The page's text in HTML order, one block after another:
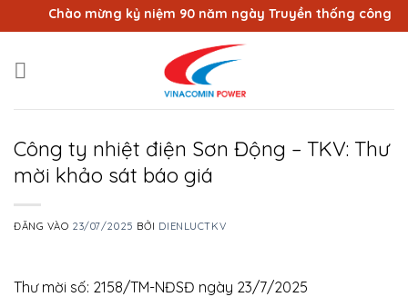
qua
dung
Chào mừng kỷ niệm 90 năm ngày Truyền thống công
Công ty nhiệt điện Sơn Động – TKV: Thư
mời khảo sát báo giá
ĐĂNG VÀO 23/07/2025 BỞI DIENLUCTKV
Thư mời số: 2158/TM-NĐSĐ ngày 23/7/2025